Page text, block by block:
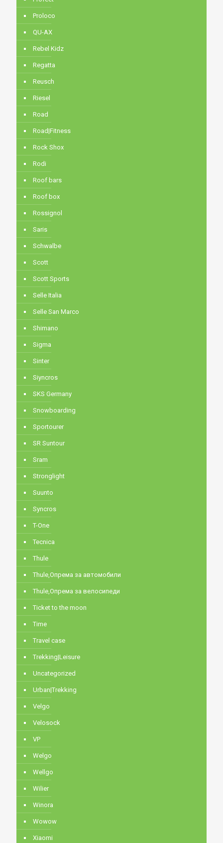
Proloco
QU-AX
Rebel Kidz
Regatta
Reusch
Riesel
Road
Road|Fitness
Rock Shox
Rodi
Roof bars
Roof box
Rossignol
Saris
Schwalbe
Scott
Scott Sports
Selle Italia
Selle San Marco
Shimano
Sigma
Sinter
Siyncros
SKS Germany
Snowboarding
Sportourer
SR Suntour
Sram
Stronglight
Suunto
Syncros
T-One
Tecnica
Thule
Thule,Опрема за автомобили
Thule,Опрема за велосипеди
Ticket to the moon
Time
Travel case
Trekking|Leisure
Uncategorized
Urban|Trekking
Velgo
Velosock
VP
Welgo
Wellgo
Wilier
Winora
Wowow
Xiaomi